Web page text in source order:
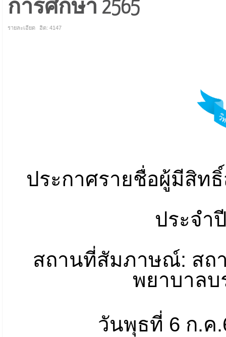
การศึกษา 2565
รายละเอียด ฮิต: 4147
ประกาศรายชื่อผู้มีสิท
ประจำ
สถานที่สัมภาษณ์: สถ
พยาบาลบ
วันพุธที่ 6 ก.ค